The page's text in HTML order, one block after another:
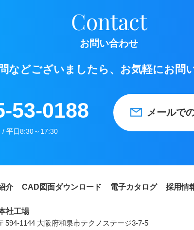
Contact
お問い合わせ
などございましたら、お気軽にお問
53-0188
/ 平日8:30～17:30
メールで
介 CAD図面ダウンロード 電子カタログ 採用情
社工場
594-1144 大阪府和泉市テクノステージ3-7-5